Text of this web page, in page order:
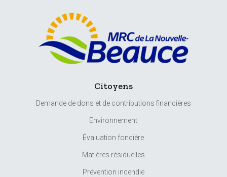
Citoyens
Demande de dons et de contributions financières
Environnement
Évaluation foncière
Matières résiduelles
Prévention incendie